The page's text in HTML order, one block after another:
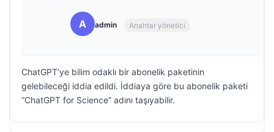
A admin Anahtar yönetici
ChatGPT’ye bilim odaklı bir abonelik paketinin
gelebileceği iddia edildi. İddiaya göre bu abonelik paketi
“ChatGPT for Science” adını taşıyabilir.